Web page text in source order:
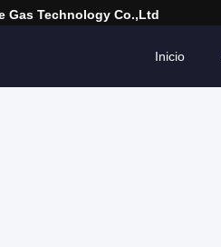
Gas Technology Co.,Ltd
Inicio